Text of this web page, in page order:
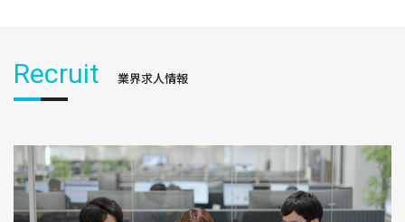
Recruit 業界求人情報